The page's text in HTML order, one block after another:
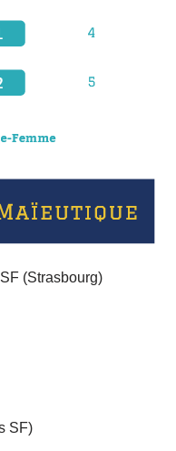
(Strasbourg)
SF)